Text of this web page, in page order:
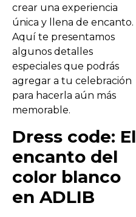
crear una experiencia
única y llena de encanto.
Aquí te presentamos
algunos detalles
especiales que podrás
agregar a tu celebración
para hacerla aún más
memorable.
Dress code: El
encanto del
color blanco
en ADLIB